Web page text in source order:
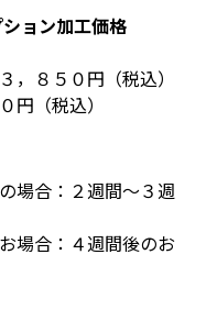
ョン加工価格
，８５０円（税込）
円（税込）
場合：２週間～３週
場合：４週間後のお